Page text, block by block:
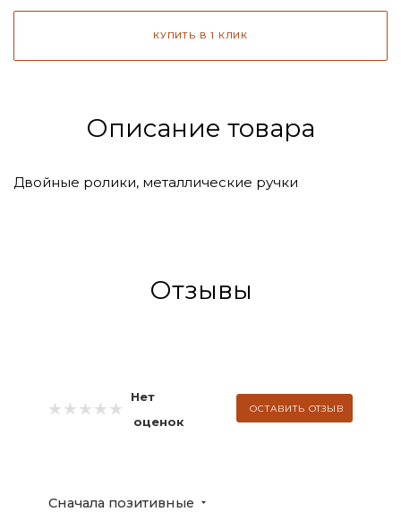
КУПИТЬ В 1 КЛИК
Описание товара
Двойные ролики, металлические ручки
Отзывы
Нет
оценок
ОСТАВИТЬ ОТЗЫВ
Сначала позитивные